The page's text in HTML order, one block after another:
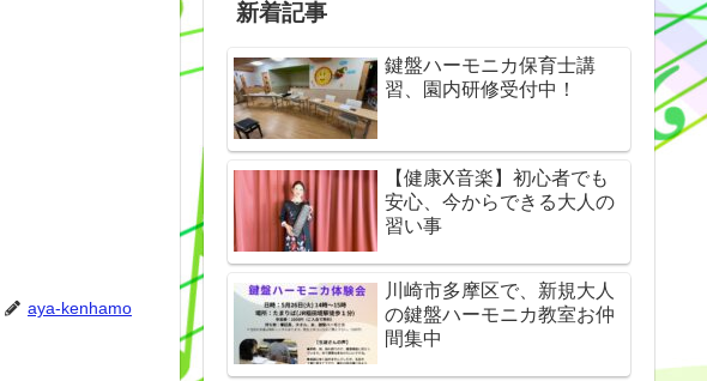
aya-kenhamo
新着記事
鍵盤ハーモニカ保育士講
習、園内研修受付中！
【健康X音楽】初心者でも
安心、今からできる大人の
習い事
川崎市多摩区で、新規大人
の鍵盤ハーモニカ教室お仲
間集中